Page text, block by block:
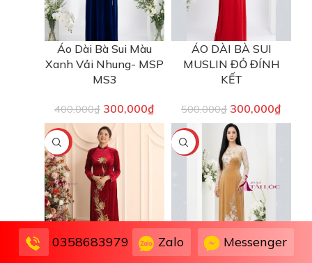
Áo Dài Bà Sui Màu
Xanh Vải Nhung- MSP
MS3
400,000₫ 300,000₫
ÁO DÀI BÀ SUI
MUSLIN ĐỎ ĐÍNH
KẾT
500,000₫ 300,000₫
-25%
Áo dài ba sui nhung có
-40%
ÁO DÀI BÀ SUI
0358683979 Zalo Messenger